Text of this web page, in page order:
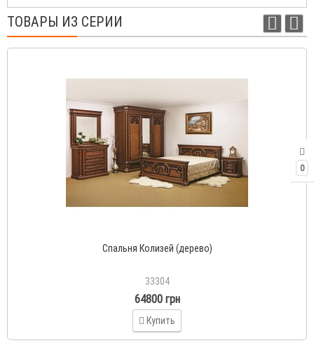
0
ТОВАРЫ ИЗ СЕРИИ
Спальня Колизей (дерево)
33304
64800 грн
Купить